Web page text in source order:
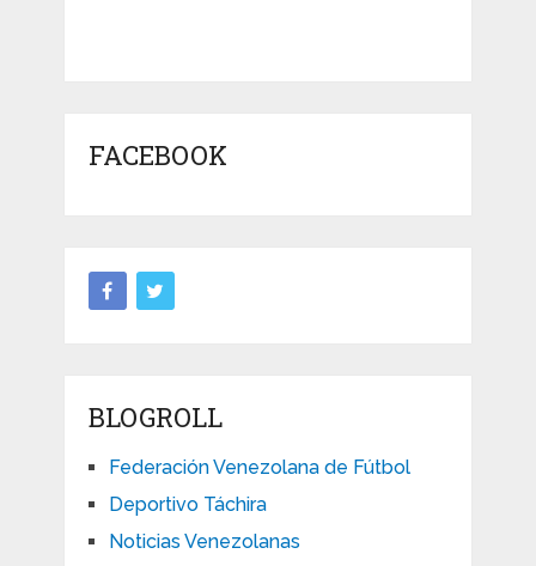
FACEBOOK
BLOGROLL
Federación Venezolana de Fútbol
Deportivo Táchira
Noticias Venezolanas